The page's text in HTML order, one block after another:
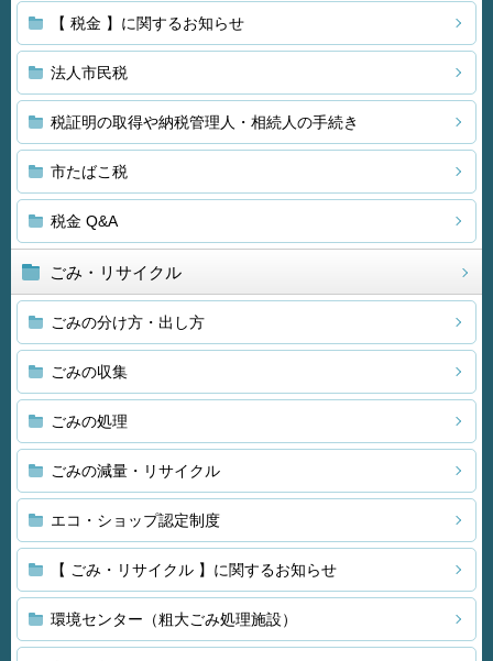
【 税金 】に関するお知らせ
法人市民税
税証明の取得や納税管理人・相続人の手続き
市たばこ税
税金 Q&A
ごみ・リサイクル
ごみの分け方・出し方
ごみの収集
ごみの処理
ごみの減量・リサイクル
エコ・ショップ認定制度
【 ごみ・リサイクル 】に関するお知らせ
環境センター（粗大ごみ処理施設）